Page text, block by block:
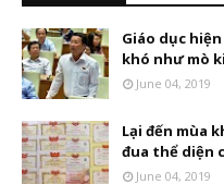
Giáo dục
khó như mò
June 04, 2019
Lại đến mùa
đua thể diện
June 04, 2019